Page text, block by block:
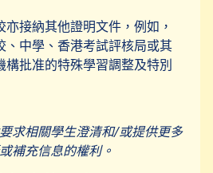
接納其他證明文件，例如，
、中學、香港考試評核局或其
構批准的特殊學習調整及特別
求相關學生澄清和/或提供更多
補充信息的權利。